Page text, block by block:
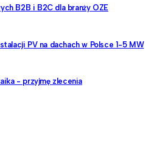
B2B i B2C dla branży OZE
PV na dachach w Polsce 1-5 MW
- przyjmę zlecenia